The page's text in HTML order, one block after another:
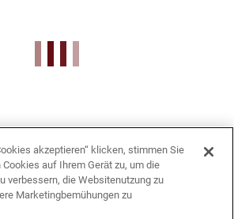
akzeptieren“ klicken, stimmen Sie
Cookies auf Ihrem Gerät zu, um die
verbessern, die Websitenutzung zu
Marketingbemühungen zu